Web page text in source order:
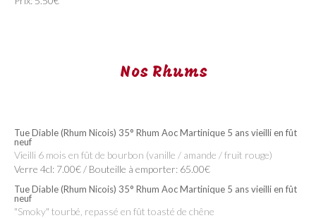
Nos Rhums
Tue Diable (Rhum Nicois) 35° Rhum Aoc Martinique 5 ans vieilli en fût
neuf
Vieilli 6 mois en fût de bourbon (vanille / amande / fruit rouge)
Verre 4cl: 7.00€ / Bouteille à emporter: 65.00€
Tue Diable (Rhum Nicois) 35° Rhum Aoc Martinique 5 ans vieilli en fût
neuf
"Smoky" tourbé, repassé en fût toasté de chêne